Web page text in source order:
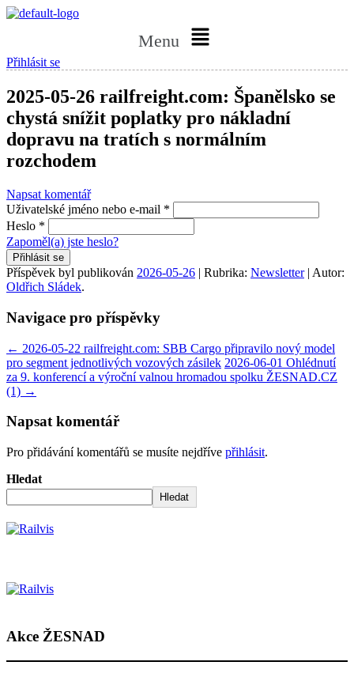
Menu
Přihlásit se
2025-05-26 railfreight.com: Španělsko se
chystá snížit poplatky pro nákladní
dopravu na tratích s normálním
rozchodem
Napsat komentář
Uživatelské jméno nebo e-mail *
Heslo *
Zapoměl(a) jste heslo?
Přihlásit se
Příspěvek byl publikován 2026-05-26 | Rubrika: Newsletter| Autor:
Oldřich Sládek.
Navigace pro příspěvky
← 2026-05-22 railfreight.com: SBB Cargo připravilo nový model
pro segment jednotlivých vozových zásilek 2026-06-01 Ohlédnutí
za 9. konferencí a výroční valnou hromadou spolku ŽESNAD.CZ
(1) →
Napsat komentář
Pro přidávání komentářů se musíte nejdříve přihlásit.
Hledat
Hledat
Akce ŽESNAD